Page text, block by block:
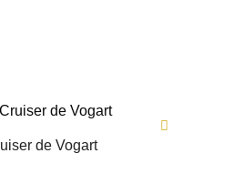
de Vogart